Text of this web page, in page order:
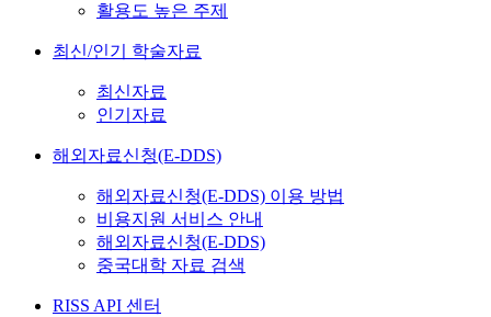
활용도 높은 주제
최신/인기 학술자료
최신자료
인기자료
해외자료신청(E-DDS)
해외자료신청(E-DDS) 이용 방법
비용지원 서비스 안내
해외자료신청(E-DDS)
중국대학 자료 검색
RISS API 센터